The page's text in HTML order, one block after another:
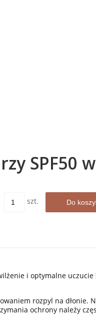
SPF50
szt. Do
i optymalne
rozpyl na dłonie.
ochrony należy